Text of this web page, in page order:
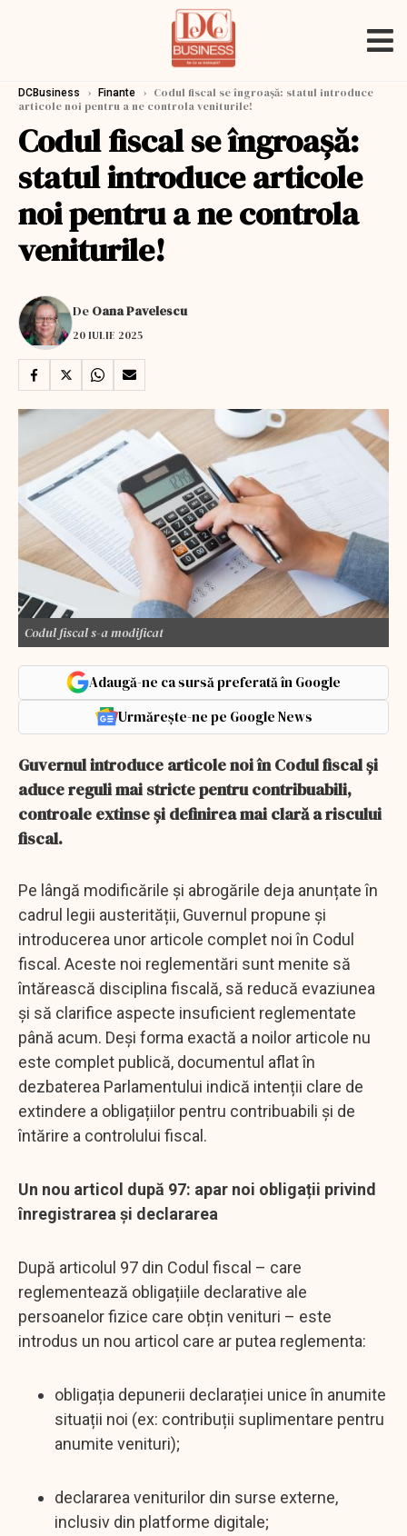
DCBusiness › Finante › Codul fiscal se îngroașă: statul introduce
articole noi pentru a ne controla veniturile!
Codul fiscal se îngroașă:
statul introduce articole
noi pentru a ne controla
veniturile!
De Oana Pavelescu
20 IULIE 2025
Codul fiscal s-a modificat
Adaugă-ne ca sursă preferată în Google
Urmărește-ne pe Google News
Guvernul introduce articole noi în Codul fiscal și
aduce reguli mai stricte pentru contribuabili,
controale extinse și definirea mai clară a riscului
fiscal.
Pe lângă modificările și abrogările deja anunțate în
cadrul legii austerității, Guvernul propune și
introducerea unor articole complet noi în Codul
fiscal. Aceste noi reglementări sunt menite să
întărească disciplina fiscală, să reducă evaziunea
și să clarifice aspecte insuficient reglementate
până acum. Deși forma exactă a noilor articole nu
este complet publică, documentul aflat în
dezbaterea Parlamentului indică intenții clare de
extindere a obligațiilor pentru contribuabili și de
întărire a controlului fiscal.
Un nou articol după 97: apar noi obligații privind
înregistrarea și declararea
După articolul 97 din Codul fiscal – care
reglementează obligațiile declarative ale
persoanelor fizice care obțin venituri – este
introdus un nou articol care ar putea reglementa:
obligația depunerii declarației unice în anumite
situații noi (ex: contribuții suplimentare pentru
anumite venituri);
declararea veniturilor din surse externe,
inclusiv din platforme digitale;